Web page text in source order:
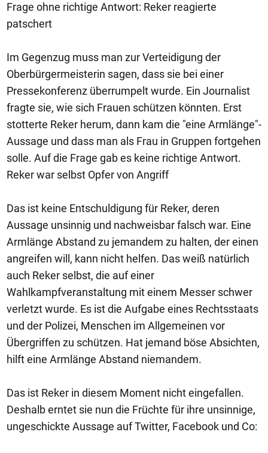
Frage ohne richtige Antwort: Reker reagierte
patschert
Im Gegenzug muss man zur Verteidigung der
Oberbürgermeisterin sagen, dass sie bei einer
Pressekonferenz überrumpelt wurde. Ein Journalist
fragte sie, wie sich Frauen schützen könnten. Erst
stotterte Reker herum, dann kam die "eine Armlänge"-
Aussage und dass man als Frau in Gruppen fortgehen
solle. Auf die Frage gab es keine richtige Antwort.
Reker war selbst Opfer von Angriff
Das ist keine Entschuldigung für Reker, deren
Aussage unsinnig und nachweisbar falsch war. Eine
Armlänge Abstand zu jemandem zu halten, der einen
angreifen will, kann nicht helfen. Das weiß natürlich
auch Reker selbst, die auf einer
Wahlkampfveranstaltung mit einem Messer schwer
verletzt wurde. Es ist die Aufgabe eines Rechtsstaats
und der Polizei, Menschen im Allgemeinen vor
Übergriffen zu schützen. Hat jemand böse Absichten,
hilft eine Armlänge Abstand niemandem.
Das ist Reker in diesem Moment nicht eingefallen.
Deshalb erntet sie nun die Früchte für ihre unsinnige,
ungeschickte Aussage auf Twitter, Facebook und Co: